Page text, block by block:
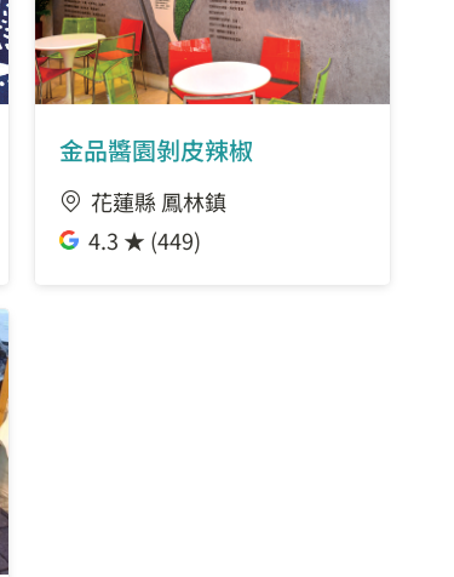
金品醬園剝皮辣椒
花蓮縣 鳳林鎮
4.3 ★ (449)